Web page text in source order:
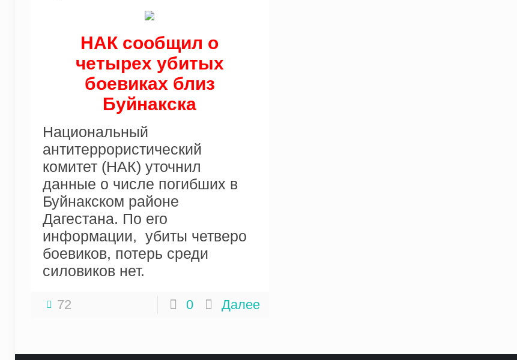
НАК сообщил о
четырех убитых
боевиках близ
Буйнакска
Национальный
антитеррористический
комитет (НАК) уточнил
данные о числе погибших в
Буйнакском районе
Дагестана. По его
информации, убиты четверо
боевиков, потерь среди
силовиков нет.
72 0 Далее